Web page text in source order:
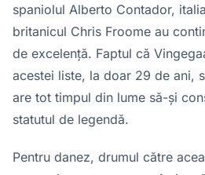
spaniolul Alberto Contador,
britanicul Chris Froome au
de excelență. Faptul că
acestei liste, la doar 29 de ani,
are tot timpul din lume să-și
statutul de legendă.
Pentru danez, drumul către